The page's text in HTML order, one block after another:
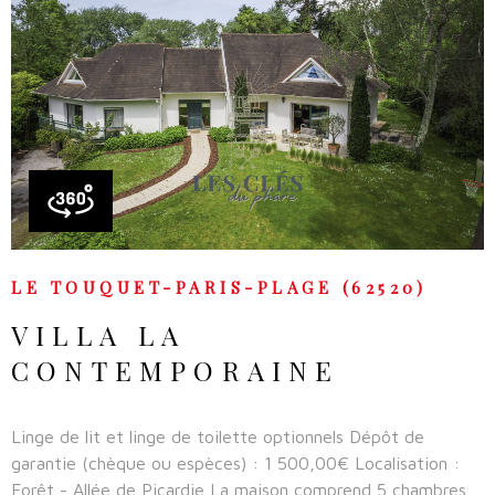
ménagers, les emballages recyclables, le verre. ?? Tout
dépôt de déchets dans les poubelles de la propriété
entraînera la facturation d’un forfait de 250 €. Nous vous
remercions de respecter ces consignes afin de préserver la
qualité des lieux et le confort de chacun.
LE TOUQUET-PARIS-PLAGE (62520)
VILLA LA
CONTEMPORAINE
Linge de lit et linge de toilette optionnels Dépôt de
garantie (chèque ou espèces) : 1 500,00€ Localisation :
Forêt - Allée de Picardie La maison comprend 5 chambres,
VOIR LE BIEN